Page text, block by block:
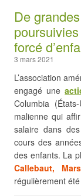
De
forcé
3 mars 2021
L’association
engagé une
Columbia
malienne qui
salaire dans
cours des
des enfants. La
Callebaut,
régulièrement